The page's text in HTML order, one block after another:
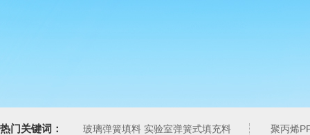
热门关键词： 玻璃弹簧填料 实验室弹簧式填充料 聚丙烯